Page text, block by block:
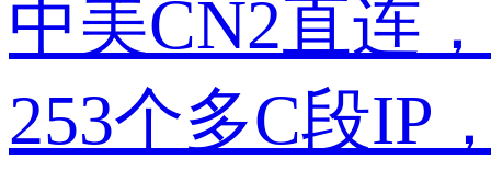
中美CN2直连
253个多C段IP